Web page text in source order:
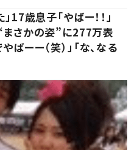
17歳息子「やばー！！」
さかの姿”に277万表
ばーー（笑）」「な、なる